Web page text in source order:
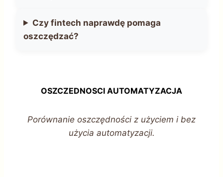
Czy fintech naprawdę pomaga
oszczędzać?
OSZCZEDNOSCI AUTOMATYZACJA
Porównanie oszczędności z użyciem i bez
użycia automatyzacji.